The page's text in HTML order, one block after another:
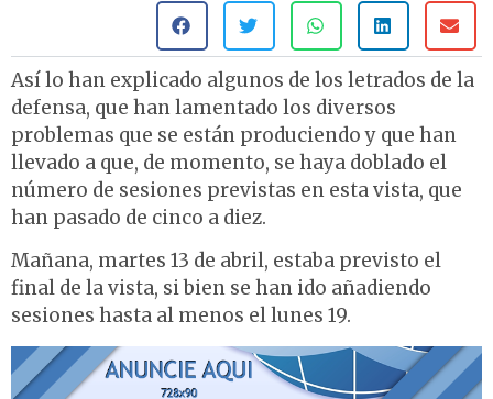
Así lo han explicado algunos de los letrados de la
defensa, que han lamentado los diversos
problemas que se están produciendo y que han
llevado a que, de momento, se haya doblado el
número de sesiones previstas en esta vista, que
han pasado de cinco a diez.
Mañana, martes 13 de abril, estaba previsto el
final de la vista, si bien se han ido añadiendo
sesiones hasta al menos el lunes 19.